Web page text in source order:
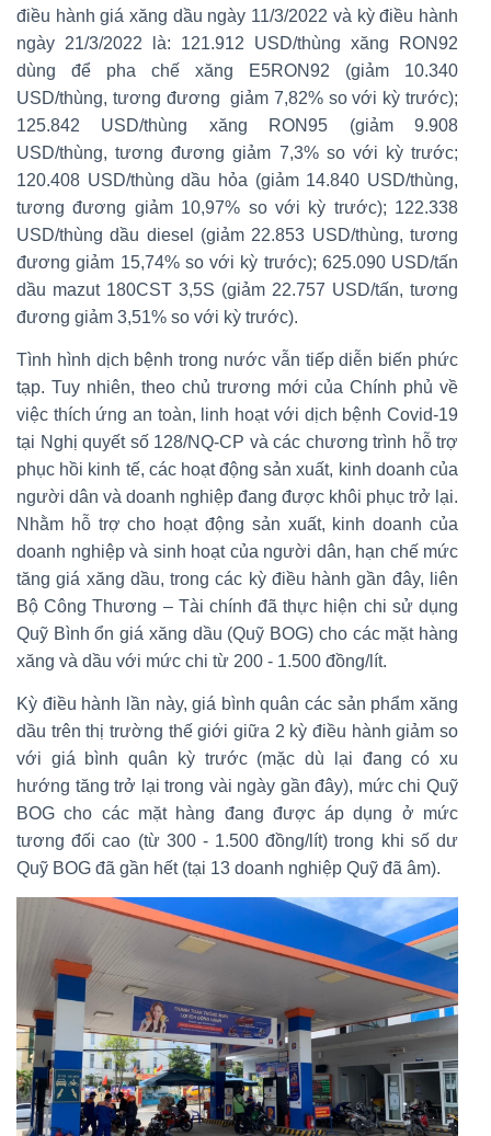
điều hành giá xăng dầu ngày 11/3/2022 và kỳ điều hành
ngày 21/3/2022 là: 121.912 USD/thùng xăng RON92
dùng để pha chế xăng E5RON92 (giảm 10.340
USD/thùng, tương đương giảm 7,82% so với kỳ trước);
125.842 USD/thùng xăng RON95 (giảm 9.908
USD/thùng, tương đương giảm 7,3% so với kỳ trước;
120.408 USD/thùng dầu hỏa (giảm 14.840 USD/thùng,
tương đương giảm 10,97% so với kỳ trước); 122.338
USD/thùng dầu diesel (giảm 22.853 USD/thùng, tương
đương giảm 15,74% so với kỳ trước); 625.090 USD/tấn
dầu mazut 180CST 3,5S (giảm 22.757 USD/tấn, tương
đương giảm 3,51% so với kỳ trước).
Tình hình dịch bệnh trong nước vẫn tiếp diễn biến phức
tạp. Tuy nhiên, theo chủ trương mới của Chính phủ về
việc thích ứng an toàn, linh hoạt với dịch bệnh Covid-19
tại Nghị quyết số 128/NQ-CP và các chương trình hỗ trợ
phục hồi kinh tế, các hoạt động sản xuất, kinh doanh của
người dân và doanh nghiệp đang được khôi phục trở lại.
Nhằm hỗ trợ cho hoạt động sản xuất, kinh doanh của
doanh nghiệp và sinh hoạt của người dân, hạn chế mức
tăng giá xăng dầu, trong các kỳ điều hành gần đây, liên
Bộ Công Thương – Tài chính đã thực hiện chi sử dụng
Quỹ Bình ổn giá xăng dầu (Quỹ BOG) cho các mặt hàng
xăng và dầu với mức chi từ 200 - 1.500 đồng/lít.
Kỳ điều hành lần này, giá bình quân các sản phẩm xăng
dầu trên thị trường thế giới giữa 2 kỳ điều hành giảm so
với giá bình quân kỳ trước (mặc dù lại đang có xu
hướng tăng trở lại trong vài ngày gần đây), mức chi Quỹ
BOG cho các mặt hàng đang được áp dụng ở mức
tương đối cao (từ 300 - 1.500 đồng/lít) trong khi số dư
Quỹ BOG đã gần hết (tại 13 doanh nghiệp Quỹ đã âm).